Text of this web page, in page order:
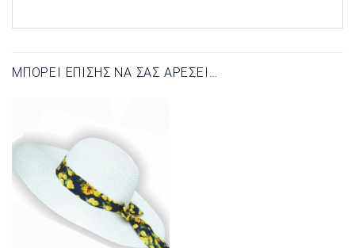
ΜΠΟΡΕΊ ΕΠΊΣΗΣ ΝΑ ΣΑΣ ΑΡΈΣΕΙ…